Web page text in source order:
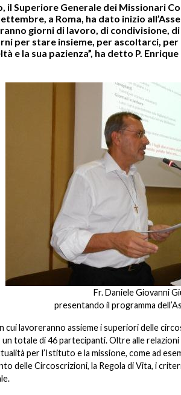
il Superiore Generale dei Missionari
a Roma, ha dato inizio
giorni di lavoro, di condivisione,
per stare insieme, per ascoltarci,
e la sua pazienza”, ha detto P.
Fr. Daniele Giovanni
presentando il programma
cui lavoreranno assieme i superiori delle
totale di 46 partecipanti. Oltre alle
per l’Istituto e la missione, come ad
delle Circoscrizioni, la Regola di Vita, i